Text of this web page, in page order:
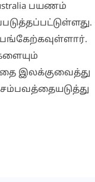
பயணம்
இலக்குவைத்து